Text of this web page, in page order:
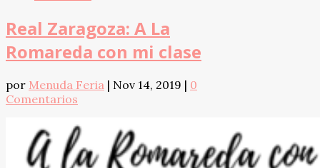
Real Zaragoza: A La
Romareda con mi clase
por Menuda Feria | Nov 14, 2019 | 0
Comentarios